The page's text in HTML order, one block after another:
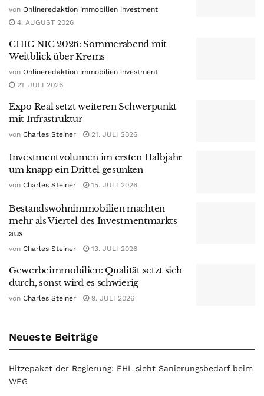
von Onlineredaktion immobilien investment
4. AUGUST 2026
CHIC NIC 2026: Sommerabend mit
Weitblick über Krems
von Onlineredaktion immobilien investment
21. JULI 2026
Expo Real setzt weiteren Schwerpunkt
mit Infrastruktur
von Charles Steiner 21. JULI 2026
Investmentvolumen im ersten Halbjahr
um knapp ein Drittel gesunken
von Charles Steiner 15. JULI 2026
Bestandswohnimmobilien machten
mehr als Viertel des Investmentmarkts
aus
von Charles Steiner 13. JULI 2026
Gewerbeimmobilien: Qualität setzt sich
durch, sonst wird es schwierig
von Charles Steiner 9. JULI 2026
Neueste Beiträge
Hitzepaket der Regierung: EHL sieht Sanierungsbedarf beim
WEG